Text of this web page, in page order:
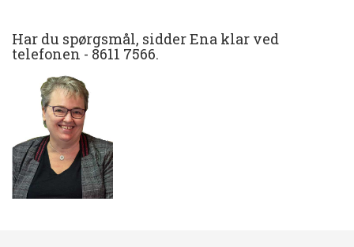
Har du spørgsmål, sidder Ena klar ved
telefonen - 8611 7566.